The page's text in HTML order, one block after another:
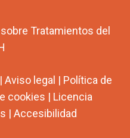
Tratamientos del
| Aviso legal | Política de
cookies | Licencia
| Accesibilidad